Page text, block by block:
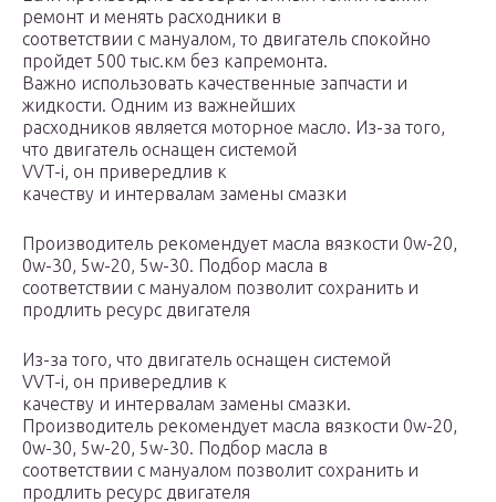
ремонт и менять расходники в
соответствии с мануалом, то двигатель спокойно
пройдет 500 тыс.км без капремонта.
Важно использовать качественные запчасти и
жидкости. Одним из важнейших
расходников является моторное масло. Из-за того,
что двигатель оснащен системой
VVT-i, он привередлив к
качеству и интервалам замены смазки
Производитель рекомендует масла вязкости 0w-20,
0w-30, 5w-20, 5w-30. Подбор масла в
соответствии с мануалом позволит сохранить и
продлить ресурс двигателя
Из-за того, что двигатель оснащен системой
VVT-i, он привередлив к
качеству и интервалам замены смазки.
Производитель рекомендует масла вязкости 0w-20,
0w-30, 5w-20, 5w-30. Подбор масла в
соответствии с мануалом позволит сохранить и
продлить ресурс двигателя